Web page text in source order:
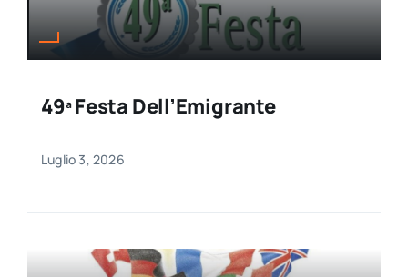
49ª Festa Dell’Emigrante
Luglio 3, 2026